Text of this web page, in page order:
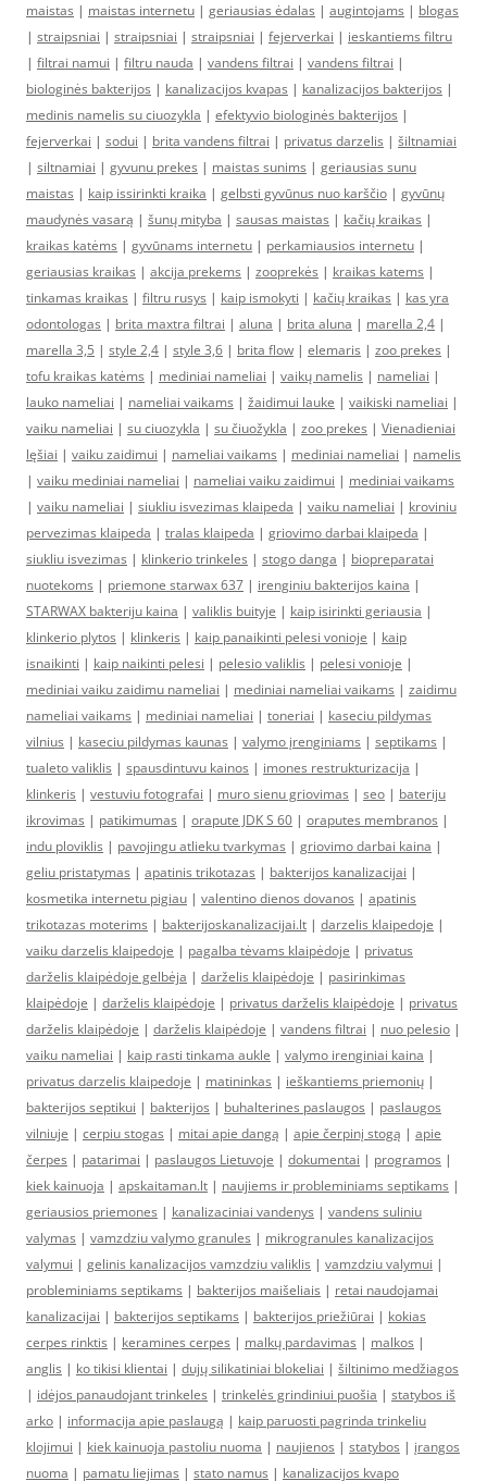
maistas | maistas internetu | geriausias ėdalas | augintojams | blogas
| straipsniai | straipsniai | straipsniai | fejerverkai | ieskantiems filtru
| filtrai namui | filtru nauda | vandens filtrai | vandens filtrai |
biologinės bakterijos | kanalizacijos kvapas | kanalizacijos bakterijos |
medinis namelis su ciuozykla | efektyvio biologinės bakterijos |
fejerverkai | sodui | brita vandens filtrai | privatus darzelis | šiltnamiai
| siltnamiai | gyvunu prekes | maistas sunims | geriausias sunu
maistas | kaip issirinkti kraika | gelbsti gyvūnus nuo karščio | gyvūnų
maudynės vasarą | šunų mityba | sausas maistas | kačių kraikas |
kraikas katėms | gyvūnams internetu | perkamiausios internetu |
geriausias kraikas | akcija prekems | zooprekės | kraikas katems |
tinkamas kraikas | filtru rusys | kaip ismokyti | kačių kraikas | kas yra
odontologas | brita maxtra filtrai | aluna | brita aluna | marella 2,4 |
marella 3,5 | style 2,4 | style 3,6 | brita flow | elemaris | zoo prekes |
tofu kraikas katėms | mediniai nameliai | vaikų namelis | nameliai |
lauko nameliai | nameliai vaikams | žaidimui lauke | vaikiski nameliai |
vaiku nameliai | su ciuozykla | su čiuožykla | zoo prekes | Vienadieniai
lęšiai | vaiku zaidimui | nameliai vaikams | mediniai nameliai | namelis
| vaiku mediniai nameliai | nameliai vaiku zaidimui | mediniai vaikams
| vaiku nameliai | siukliu isvezimas klaipeda | vaiku nameliai | kroviniu
pervezimas klaipeda | tralas klaipeda | griovimo darbai klaipeda |
siukliu isvezimas | klinkerio trinkeles | stogo danga | biopreparatai
nuotekoms | priemone starwax 637 | irenginiu bakterijos kaina |
STARWAX bakteriju kaina | valiklis buityje | kaip isirinkti geriausia |
klinkerio plytos | klinkeris | kaip panaikinti pelesi vonioje | kaip
isnaikinti | kaip naikinti pelesi | pelesio valiklis | pelesi vonioje |
mediniai vaiku zaidimu nameliai | mediniai nameliai vaikams | zaidimu
nameliai vaikams | mediniai nameliai | toneriai | kaseciu pildymas
vilnius | kaseciu pildymas kaunas | valymo įrenginiams | septikams |
tualeto valiklis | spausdintuvu kainos | imones restrukturizacija |
klinkeris | vestuviu fotografai | muro sienu griovimas | seo | bateriju
ikrovimas | patikimumas | orapute JDK S 60 | oraputes membranos |
indu ploviklis | pavojingu atlieku tvarkymas | griovimo darbai kaina |
geliu pristatymas | apatinis trikotazas | bakterijos kanalizacijai |
kosmetika internetu pigiau | valentino dienos dovanos | apatinis
trikotazas moterims | bakterijoskanalizacijai.lt | darzelis klaipedoje |
vaiku darzelis klaipedoje | pagalba tėvams klaipėdoje | privatus
darželis klaipėdoje gelbėja | darželis klaipėdoje | pasirinkimas
klaipėdoje | darželis klaipėdoje | privatus darželis klaipėdoje | privatus
darželis klaipėdoje | darželis klaipėdoje | vandens filtrai | nuo pelesio |
vaiku nameliai | kaip rasti tinkama aukle | valymo irenginiai kaina |
privatus darzelis klaipedoje | matininkas | ieškantiems priemonių |
bakterijos septikui | bakterijos | buhalterines paslaugos | paslaugos
vilniuje | cerpiu stogas | mitai apie dangą | apie čerpinį stogą | apie
čerpes | patarimai | paslaugos Lietuvoje | dokumentai | programos |
kiek kainuoja | apskaitaman.lt | naujiems ir probleminiams septikams |
geriausios priemones | kanalizaciniai vandenys | vandens suliniu
valymas | vamzdziu valymo granules | mikrogranules kanalizacijos
valymui | gelinis kanalizacijos vamzdziu valiklis | vamzdziu valymui |
probleminiams septikams | bakterijos maišeliais | retai naudojamai
kanalizacijai | bakterijos septikams | bakterijos priežiūrai | kokias
cerpes rinktis | keramines cerpes | malkų pardavimas | malkos |
anglis | ko tikisi klientai | dujų silikatiniai blokeliai | šiltinimo medžiagos
| idėjos panaudojant trinkeles | trinkelės grindiniui puošia | statybos iš
arko | informacija apie paslaugą | kaip paruosti pagrinda trinkeliu
klojimui | kiek kainuoja pastoliu nuoma | naujienos | statybos | įrangos
nuoma | pamatu liejimas | stato namus | kanalizacijos kvapo